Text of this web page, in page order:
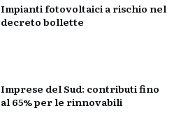
Impianti fotovoltaici a rischio nel
decreto bollette
Imprese del Sud: contributi fino
al 65% per le rinnovabili